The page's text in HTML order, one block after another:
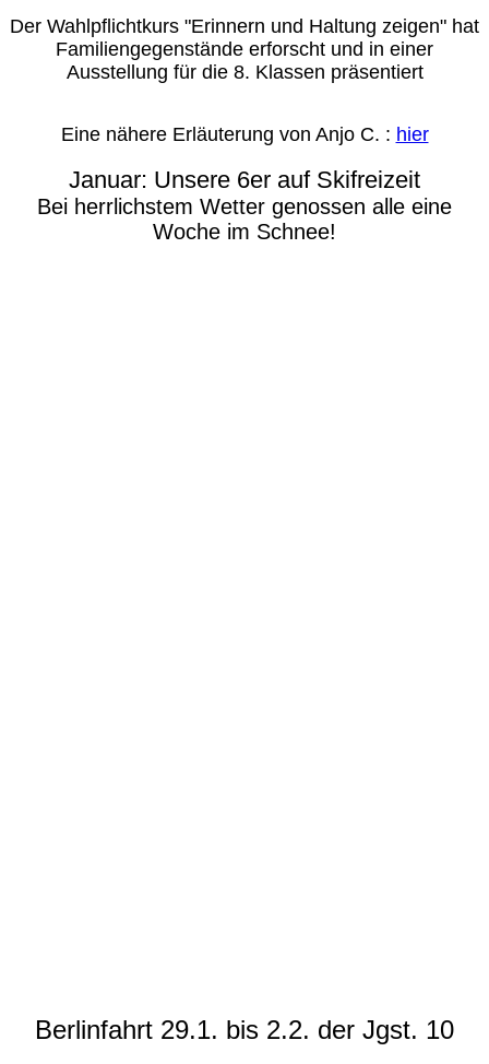
Der Wahlpflichtkurs "Erinnern und Haltung zeigen" hat
Familiengegenstände erforscht und in einer
Ausstellung für die 8. Klassen präsentiert
Eine nähere Erläuterung von Anjo C. : hier
Januar: Unsere 6er auf Skifreizeit
Bei herrlichstem Wetter genossen alle eine
Woche im Schnee!
Berlinfahrt 29.1. bis 2.2. der Jgst. 10